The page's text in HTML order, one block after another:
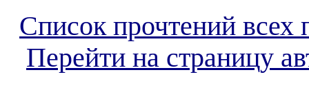
Список прочтений всех
Перейти на страницу